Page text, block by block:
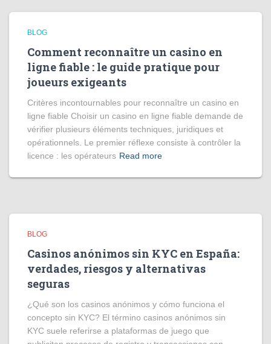
BLOG
Comment reconnaître un casino en
ligne fiable : le guide pratique pour
joueurs exigeants
Critères incontournables pour reconnaître un casino en
ligne fiable Choisir un casino en ligne fiable demande de
vérifier plusieurs éléments techniques, juridiques et
opérationnels. Le premier réflexe consiste à contrôler la
licence : les opérateurs Read more
BLOG
Casinos anónimos sin KYC en España:
verdades, riesgos y alternativas
seguras
¿Qué son los casinos anónimos y cómo funciona el
concepto sin KYC? El término casinos anónimos sin
KYC suele referirse a plataformas de juego que